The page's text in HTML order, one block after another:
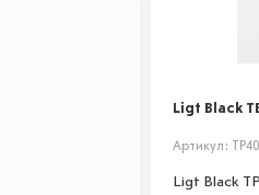
Ligt Black
Артикул:
Ligt Black